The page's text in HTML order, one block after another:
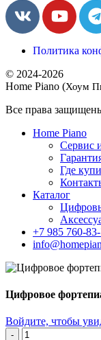
Политика
© 2024-2026
Home Piano (Хоум
Все права
Home Piano
Сервис
Где
Каталог
+7 985 760-
Цифровое
Войдите, чтобы